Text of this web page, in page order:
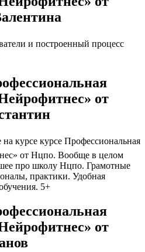
и построенный процесс
от
на курсе курсе Профессиональная
от Нцпо. Вообще в целом
про школу Нцпо. Грамотные
практики. Удобная
5+
от